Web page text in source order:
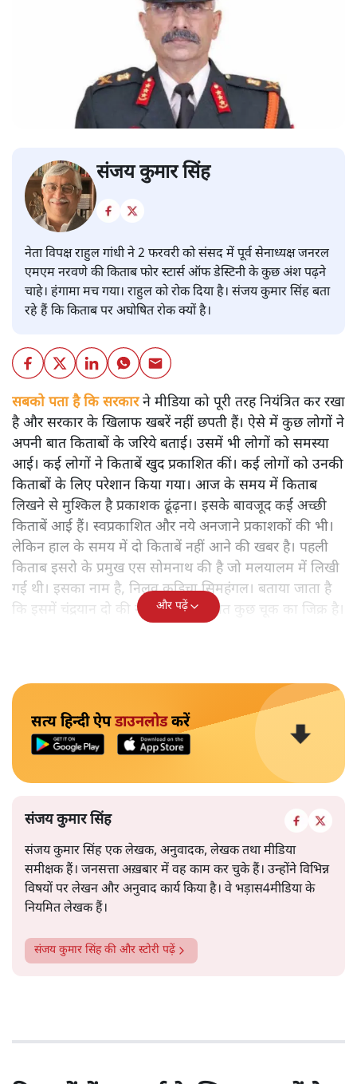
संजय कुमार सिंह
नेता विपक्ष राहुल गांधी ने 2 फरवरी को संसद में पूर्व सेनाध्यक्ष जनरल
एमएम नरवणे की किताब फोर स्टार्स ऑफ डेस्टिनी के कुछ अंश पढ़ने
चाहे। हंगामा मच गया। राहुल को रोक दिया है। संजय कुमार सिंह बता
रहे हैं कि किताब पर अघोषित रोक क्यों है।
सबको पता है कि सरकारने मीडिया को पूरी तरह नियंत्रित कर रखा
है और सरकार के खिलाफ खबरें नहीं छपती हैं। ऐसे में कुछ लोगों ने
अपनी बात किताबों के जरिये बताई। उसमें भी लोगों को समस्या
आई। कई लोगों ने किताबें खुद प्रकाशित कीं। कई लोगों को उनकी
किताबों के लिए परेशान किया गया। आज के समय में किताब
लिखने से मुश्किल है प्रकाशक ढूंढ़ना। इसके बावजूद कई अच्छी
किताबें आई हैं। स्वप्रकाशित और नये अनजाने प्रकाशकों की भी।
लेकिन हाल के समय में दो किताबें नहीं आने की खबर है। पहली
किताब इसरो के प्रमुख एस सोमनाथ की है जो मलयालम में लिखी
गई थी। इसका नाम है, निलवु कुडिचा सिमहंगल। बताया जाता है
कि इसमें चंद्रयान दो की नाकामी से संबंधित कुछ चूक का जिक्र है।
और पढ़ें
सत्य हिन्दी ऐपडाउनलोडकरें
संजय कुमार सिंह
संजय कुमार सिंह एक लेखक, अनुवादक, लेखक तथा मीडिया
समीक्षक हैं। जनसत्ता अख़बार में वह काम कर चुके हैं। उन्होंने विभिन्न
विषयों पर लेखन और अनुवाद कार्य किया है। वे भड़ास4मीडिया के
नियमित लेखक हैं।
संजय कुमार सिंहकी और स्टोरी पढ़ें